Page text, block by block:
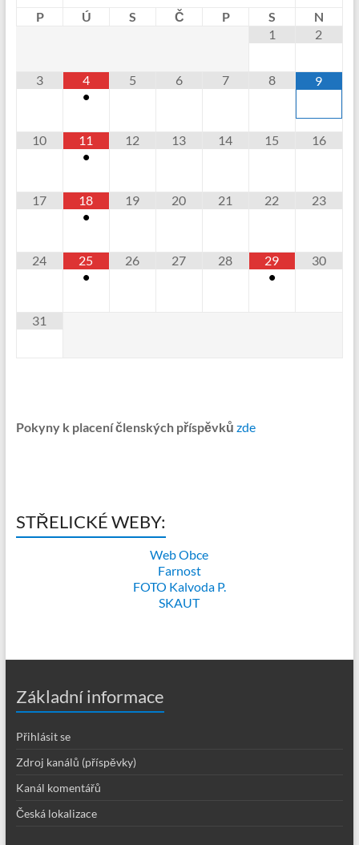
P Ú S Č P S
N
1
2
3
4
•
5 6 7 8 9
10
11
•
12 13 14 15 16
17
18
•
19 20 21 22 23
24
25
•
26 27 28
29
•
30
31
Pokyny k placení členských příspěvků zde
STŘELICKÉ WEBY:
Web Obce
Farnost
FOTO Kalvoda P.
SKAUT
Základní informace
Přihlásit se
Zdroj kanálů (příspěvky)
Kanál komentářů
Česká lokalizace